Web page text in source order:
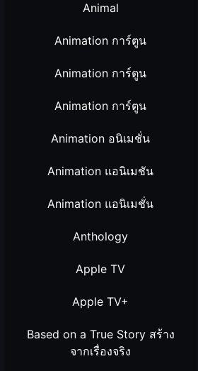
Animal
Animation การ์ตูน
Animation การ์ตูน
Animation การ์ตูน
Animation อนิเมชั่น
Animation แอนิเมชัน
Animation แอนิเมชั่น
Anthology
Apple TV
Apple TV+
Based on a True Story สร้าง
จากเรื่องจริง